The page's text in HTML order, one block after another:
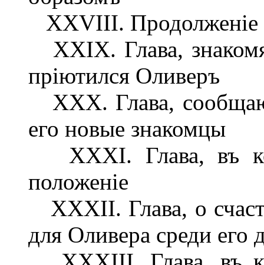
XXVIII. Продолженіе
XXIX. Глава,
пріютился Оливеръ
XXX. Глава,
его новые знакомцы
XXXI. Глава, въ
положеніе
XXXII. Глава, о
для Оливера среди его